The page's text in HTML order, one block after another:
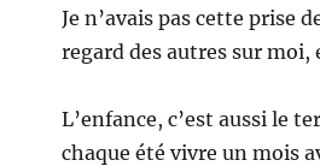
Je n’avais pas cette prise
regard des autres sur moi,
L’enfance, c’est aussi le
chaque été vivre un mois